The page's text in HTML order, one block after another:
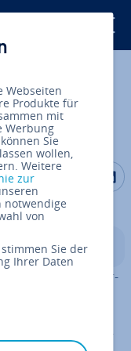
Auf Auf
Das hat un­ter­
langsamer
sieht sich der
Menge an In­for­
Webseiten
Produkte für
mit
Werbung
können Sie
wollen,
Weitere
zur
notwendige
von
Sie der
Ihrer Daten